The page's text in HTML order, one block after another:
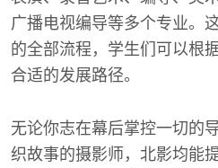
广播电视编导等多个专业。
的全部流程，学生们可以根
合适的发展路径。
无论你志在幕后掌控一切的
织故事的摄影师，北影均能